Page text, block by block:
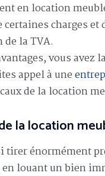
en location
certaines charges et
de la TVA.
vous
appel à une
de la location
la location
tirer énormément
louant un bien